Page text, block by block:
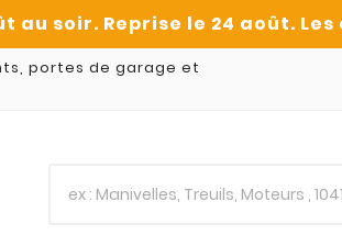
portes de garage et